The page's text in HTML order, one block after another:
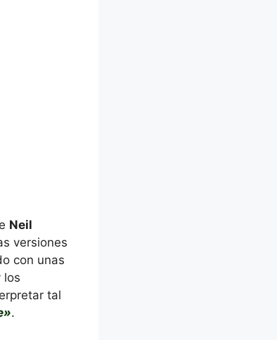
Neil
versiones
con unas
los
tal
.